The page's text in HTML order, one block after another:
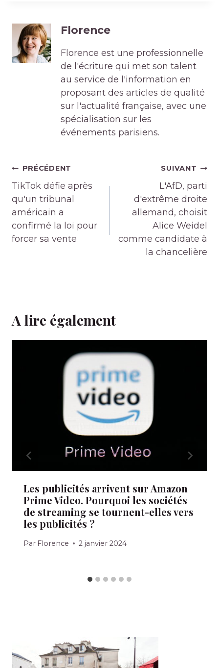
Florence
Florence est une professionnelle
de l'écriture qui met son talent
au service de l'information en
proposant des articles de qualité
sur l'actualité française, avec une
spécialisation sur les
événements parisiens.
Navigation
de
l’article
PRÉCÉDENT
TikTok défie après
qu'un tribunal
américain a
confirmé la loi pour
forcer sa vente
SUIVANT
L'AfD, parti
d'extrême droite
allemand, choisit
Alice Weidel
comme candidate à
la chancelière
A lire également
Les publicités arrivent sur Amazon
Prime Video. Pourquoi les sociétés
de streaming se tournent-elles vers
les publicités ?
Par Florence 2 janvier 2024